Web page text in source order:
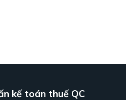
kế toán thuế QC